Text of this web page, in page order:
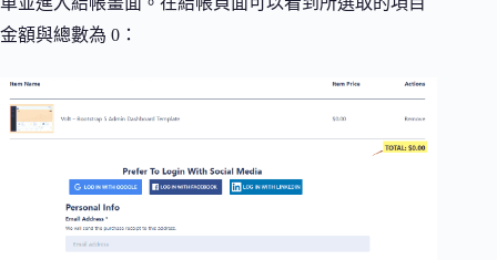
金額與總數為 0：